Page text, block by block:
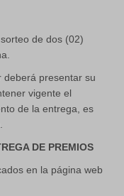
de dos (02)
deberá presentar su
vigente el
de la entrega, es
DE PREMIOS
en la página web